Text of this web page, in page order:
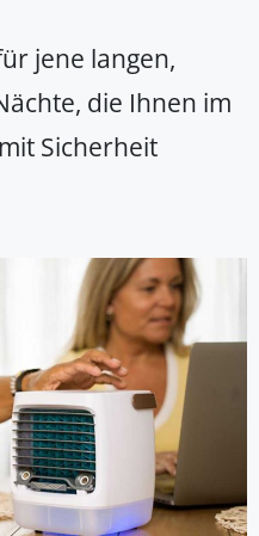
jene langen,
die Ihnen im
Sicherheit